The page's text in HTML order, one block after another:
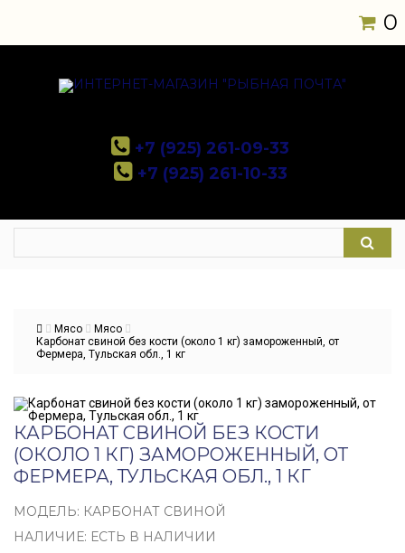
0
+7 (925) 261-09-33
+7 (925) 261-10-33
Мясо
Мясо
Карбонат свиной без кости (около 1 кг) замороженный, от
Фермера, Тульская обл., 1 кг
КАРБОНАТ СВИНОЙ БЕЗ КОСТИ
(ОКОЛО 1 КГ) ЗАМОРОЖЕННЫЙ, ОТ
ФЕРМЕРА, ТУЛЬСКАЯ ОБЛ., 1 КГ
МОДЕЛЬ: КАРБОНАТ СВИНОЙ
НАЛИЧИЕ: ЕСТЬ В НАЛИЧИИ